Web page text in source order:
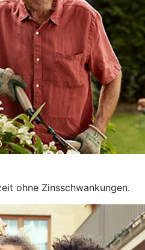
ohne Zinsschwankungen.